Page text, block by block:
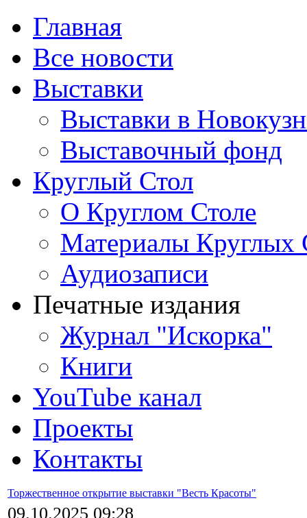
Главная
Все новости
Выставки
Выставки в
Выставочный фонд
Круглый Стол
О Круглом Столе
Материалы Круглых
Аудиозаписи
Печатные издания
Журнал "Искорка"
Книги
YouTube канал
Проекты
Контакты
Торжественное открытие выставки "Весть Красоты"
09.10.2025 09:28